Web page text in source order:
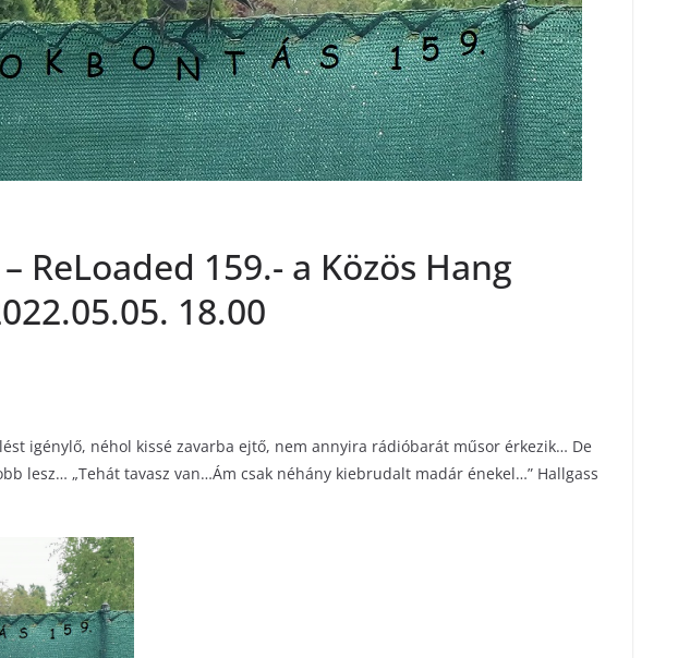
ReLoaded 159.- a Közös Hang
18.00
igénylő, néhol kissé zavarba ejtő, nem annyira rádióbarát műsor érkezik… De
lesz… „Tehát tavasz van…Ám csak néhány kiebrudalt madár énekel…” Hallgass